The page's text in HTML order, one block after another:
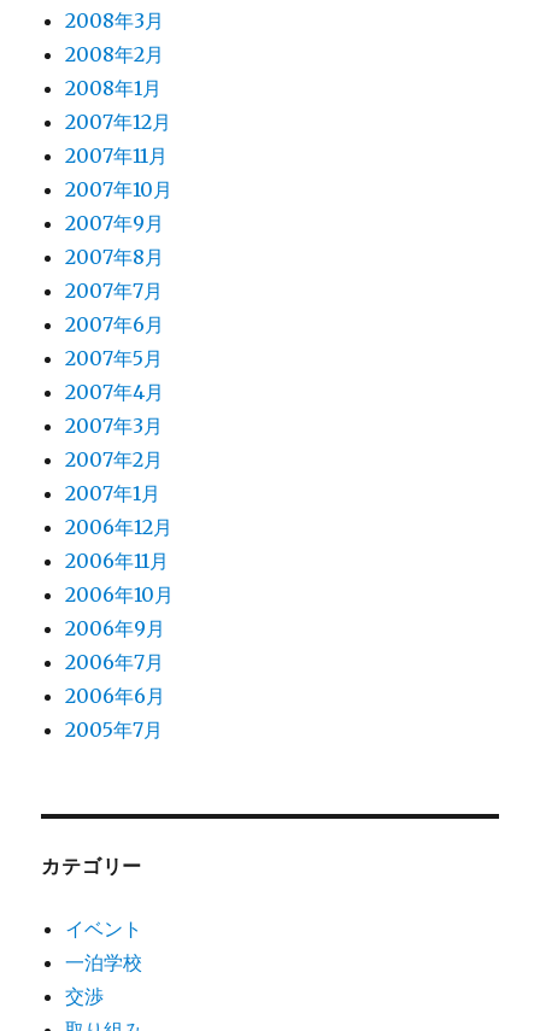
2008年3月
2008年2月
2008年1月
2007年12月
2007年11月
2007年10月
2007年9月
2007年8月
2007年7月
2007年6月
2007年5月
2007年4月
2007年3月
2007年2月
2007年1月
2006年12月
2006年11月
2006年10月
2006年9月
2006年7月
2006年6月
2005年7月
カテゴリー
イベント
一泊学校
交渉